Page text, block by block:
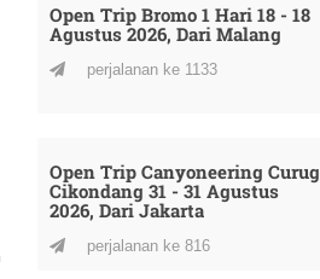
Open Trip Bromo 1 Hari 18 - 18
Agustus 2026, Dari Malang
perjalanan ke 1133
Open Trip Canyoneering Curug
Cikondang 31 - 31 Agustus
2026, Dari Jakarta
perjalanan ke 816